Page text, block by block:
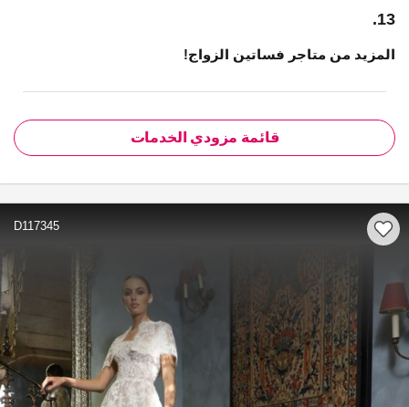
13.
المزيد من متاجر فساتين الزواج!
قائمة مزودي الخدمات
D117345